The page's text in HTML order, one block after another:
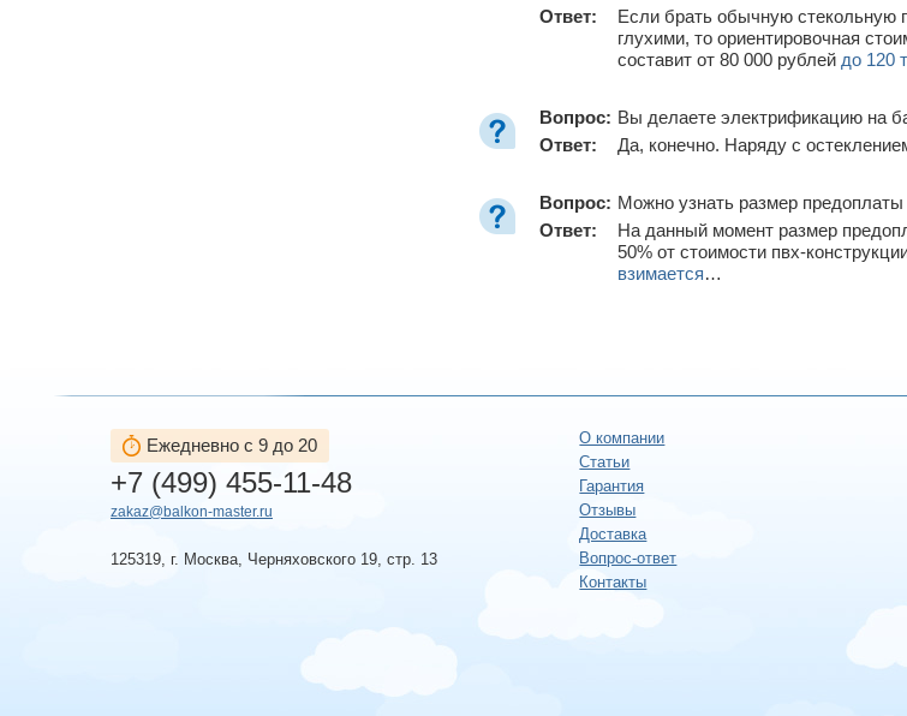
Ответ:
Если брать обычную стекольную
глухими, то ориентировочная
составит от 80 000 рублей до 120
Вопрос: Вы делаете электрификацию на
Ответ:
Да, конечно. Наряду с
Вопрос: Можно узнать размер
Ответ:
На данный момент размер
50% от стоимости пвх-
взимается…
Ежедневно с 9 до 20
+7 (499) 455-11-48
zakaz@balkon-master.ru
125319, г. Москва, Черняховского 19, стр. 13
О компании
Статьи
Гарантия
Отзывы
Доставка
Вопрос-ответ
Контакты